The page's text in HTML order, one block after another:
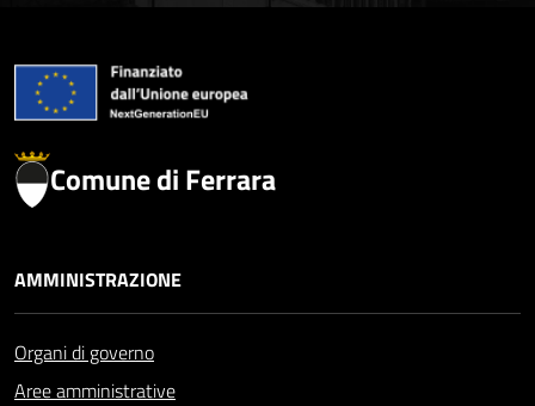
Comune di Ferrara
AMMINISTRAZIONE
Organi di governo
Aree amministrative